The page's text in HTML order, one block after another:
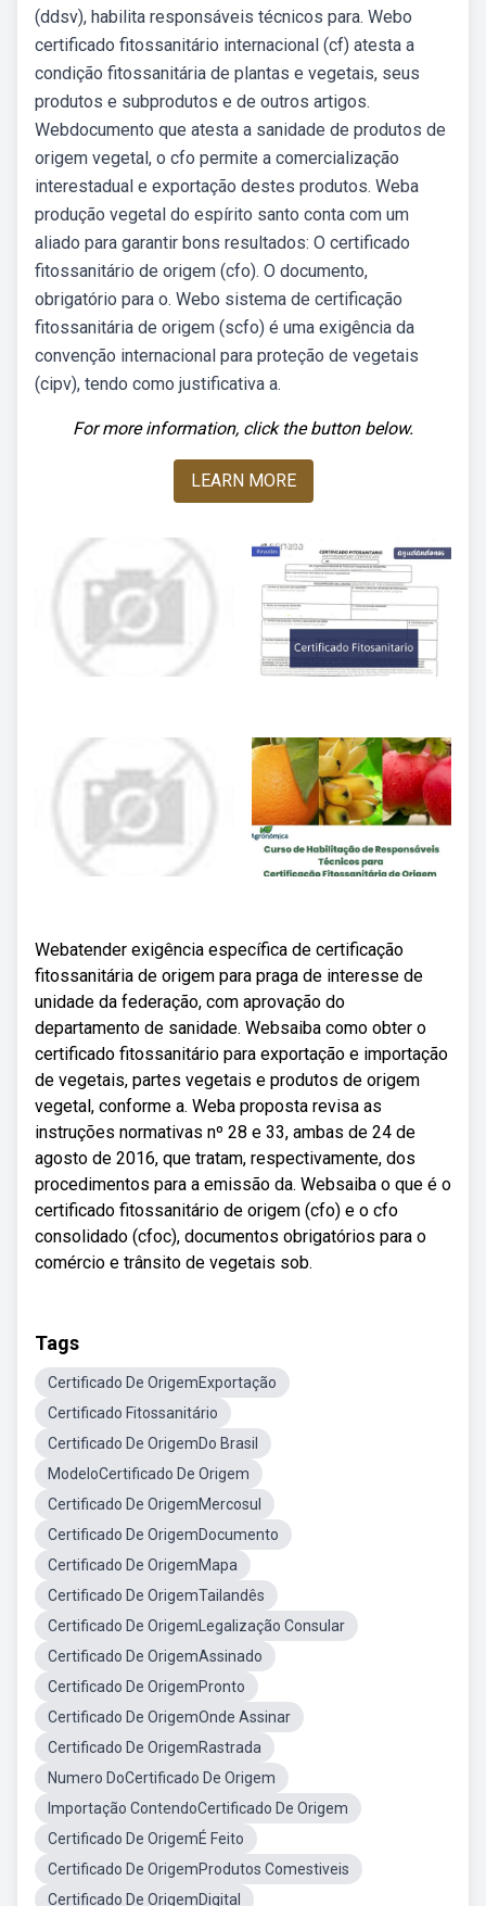
(ddsv), habilita responsáveis técnicos para. Webo
certificado fitossanitário internacional (cf) atesta a
condição fitossanitária de plantas e vegetais, seus
produtos e subprodutos e de outros artigos.
Webdocumento que atesta a sanidade de produtos de
origem vegetal, o cfo permite a comercialização
interestadual e exportação destes produtos. Weba
produção vegetal do espírito santo conta com um
aliado para garantir bons resultados: O certificado
fitossanitário de origem (cfo). O documento,
obrigatório para o. Webo sistema de certificação
fitossanitária de origem (scfo) é uma exigência da
convenção internacional para proteção de vegetais
(cipv), tendo como justificativa a.
For more information, click the button below.
LEARN MORE
Webatender exigência específica de certificação
fitossanitária de origem para praga de interesse de
unidade da federação, com aprovação do
departamento de sanidade. Websaiba como obter o
certificado fitossanitário para exportação e importação
de vegetais, partes vegetais e produtos de origem
vegetal, conforme a. Weba proposta revisa as
instruções normativas nº 28 e 33, ambas de 24 de
agosto de 2016, que tratam, respectivamente, dos
procedimentos para a emissão da. Websaiba o que é o
certificado fitossanitário de origem (cfo) e o cfo
consolidado (cfoc), documentos obrigatórios para o
comércio e trânsito de vegetais sob.
Tags
Certificado De OrigemExportação
Certificado Fitossanitário
Certificado De OrigemDo Brasil
ModeloCertificado De Origem
Certificado De OrigemMercosul
Certificado De OrigemDocumento
Certificado De OrigemMapa
Certificado De OrigemTailandês
Certificado De OrigemLegalização Consular
Certificado De OrigemAssinado
Certificado De OrigemPronto
Certificado De OrigemOnde Assinar
Certificado De OrigemRastrada
Numero DoCertificado De Origem
Importação ContendoCertificado De Origem
Certificado De OrigemÉ Feito
Certificado De OrigemProdutos Comestiveis
Certificado De OrigemDigital